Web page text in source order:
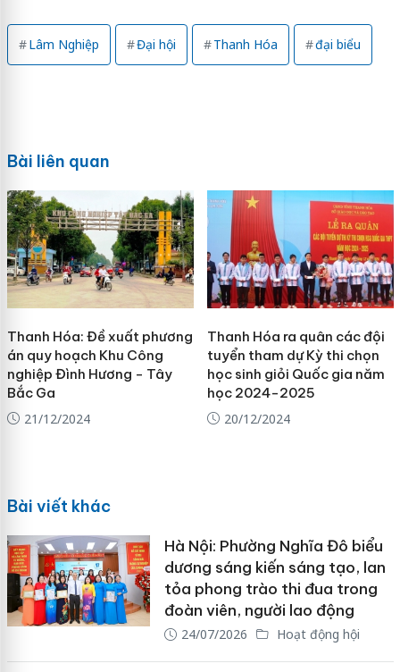
Lâm Nghiệp Đại hội Thanh Hóa đại biểu
Bài liên quan
Thanh Hóa: Đề xuất phương
án quy hoạch Khu Công
nghiệp Đình Hương - Tây
Bắc Ga
21/12/2024
Thanh Hóa ra quân các đội
tuyển tham dự Kỳ thi chọn
học sinh giỏi Quốc gia năm
học 2024-2025
20/12/2024
Bài viết khác
Hà Nội: Phường Nghĩa Đô biểu
dương sáng kiến sáng tạo, lan
tỏa phong trào thi đua trong
đoàn viên, người lao động
24/07/2026 Hoạt động hội